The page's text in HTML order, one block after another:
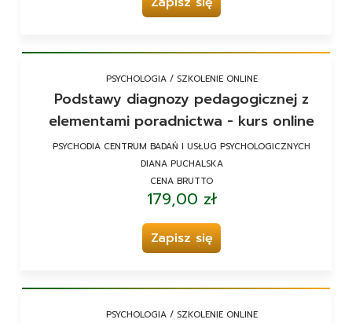
PSYCHOLOGIA / SZKOLENIE ONLINE
Podstawy diagnozy pedagogicznej z
elementami poradnictwa - kurs online
PSYCHODIA CENTRUM BADAŃ I USŁUG PSYCHOLOGICZNYCH
DIANA PUCHALSKA
CENA BRUTTO
179,00 zł
Zapisz się
PSYCHOLOGIA / SZKOLENIE ONLINE